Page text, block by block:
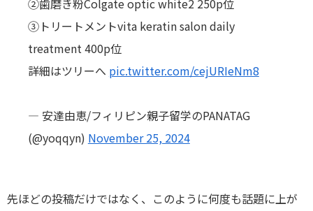
③トリートメントvita keratin salon daily
treatment 400p位
詳細はツリーへ pic.twitter.com/cejURIeNm8
— 安達由恵/フィリピン親子留学のPANATAG
(@yoqqyn) November 25, 2024
先ほどの投稿だけではなく、このように何度も話題に上が